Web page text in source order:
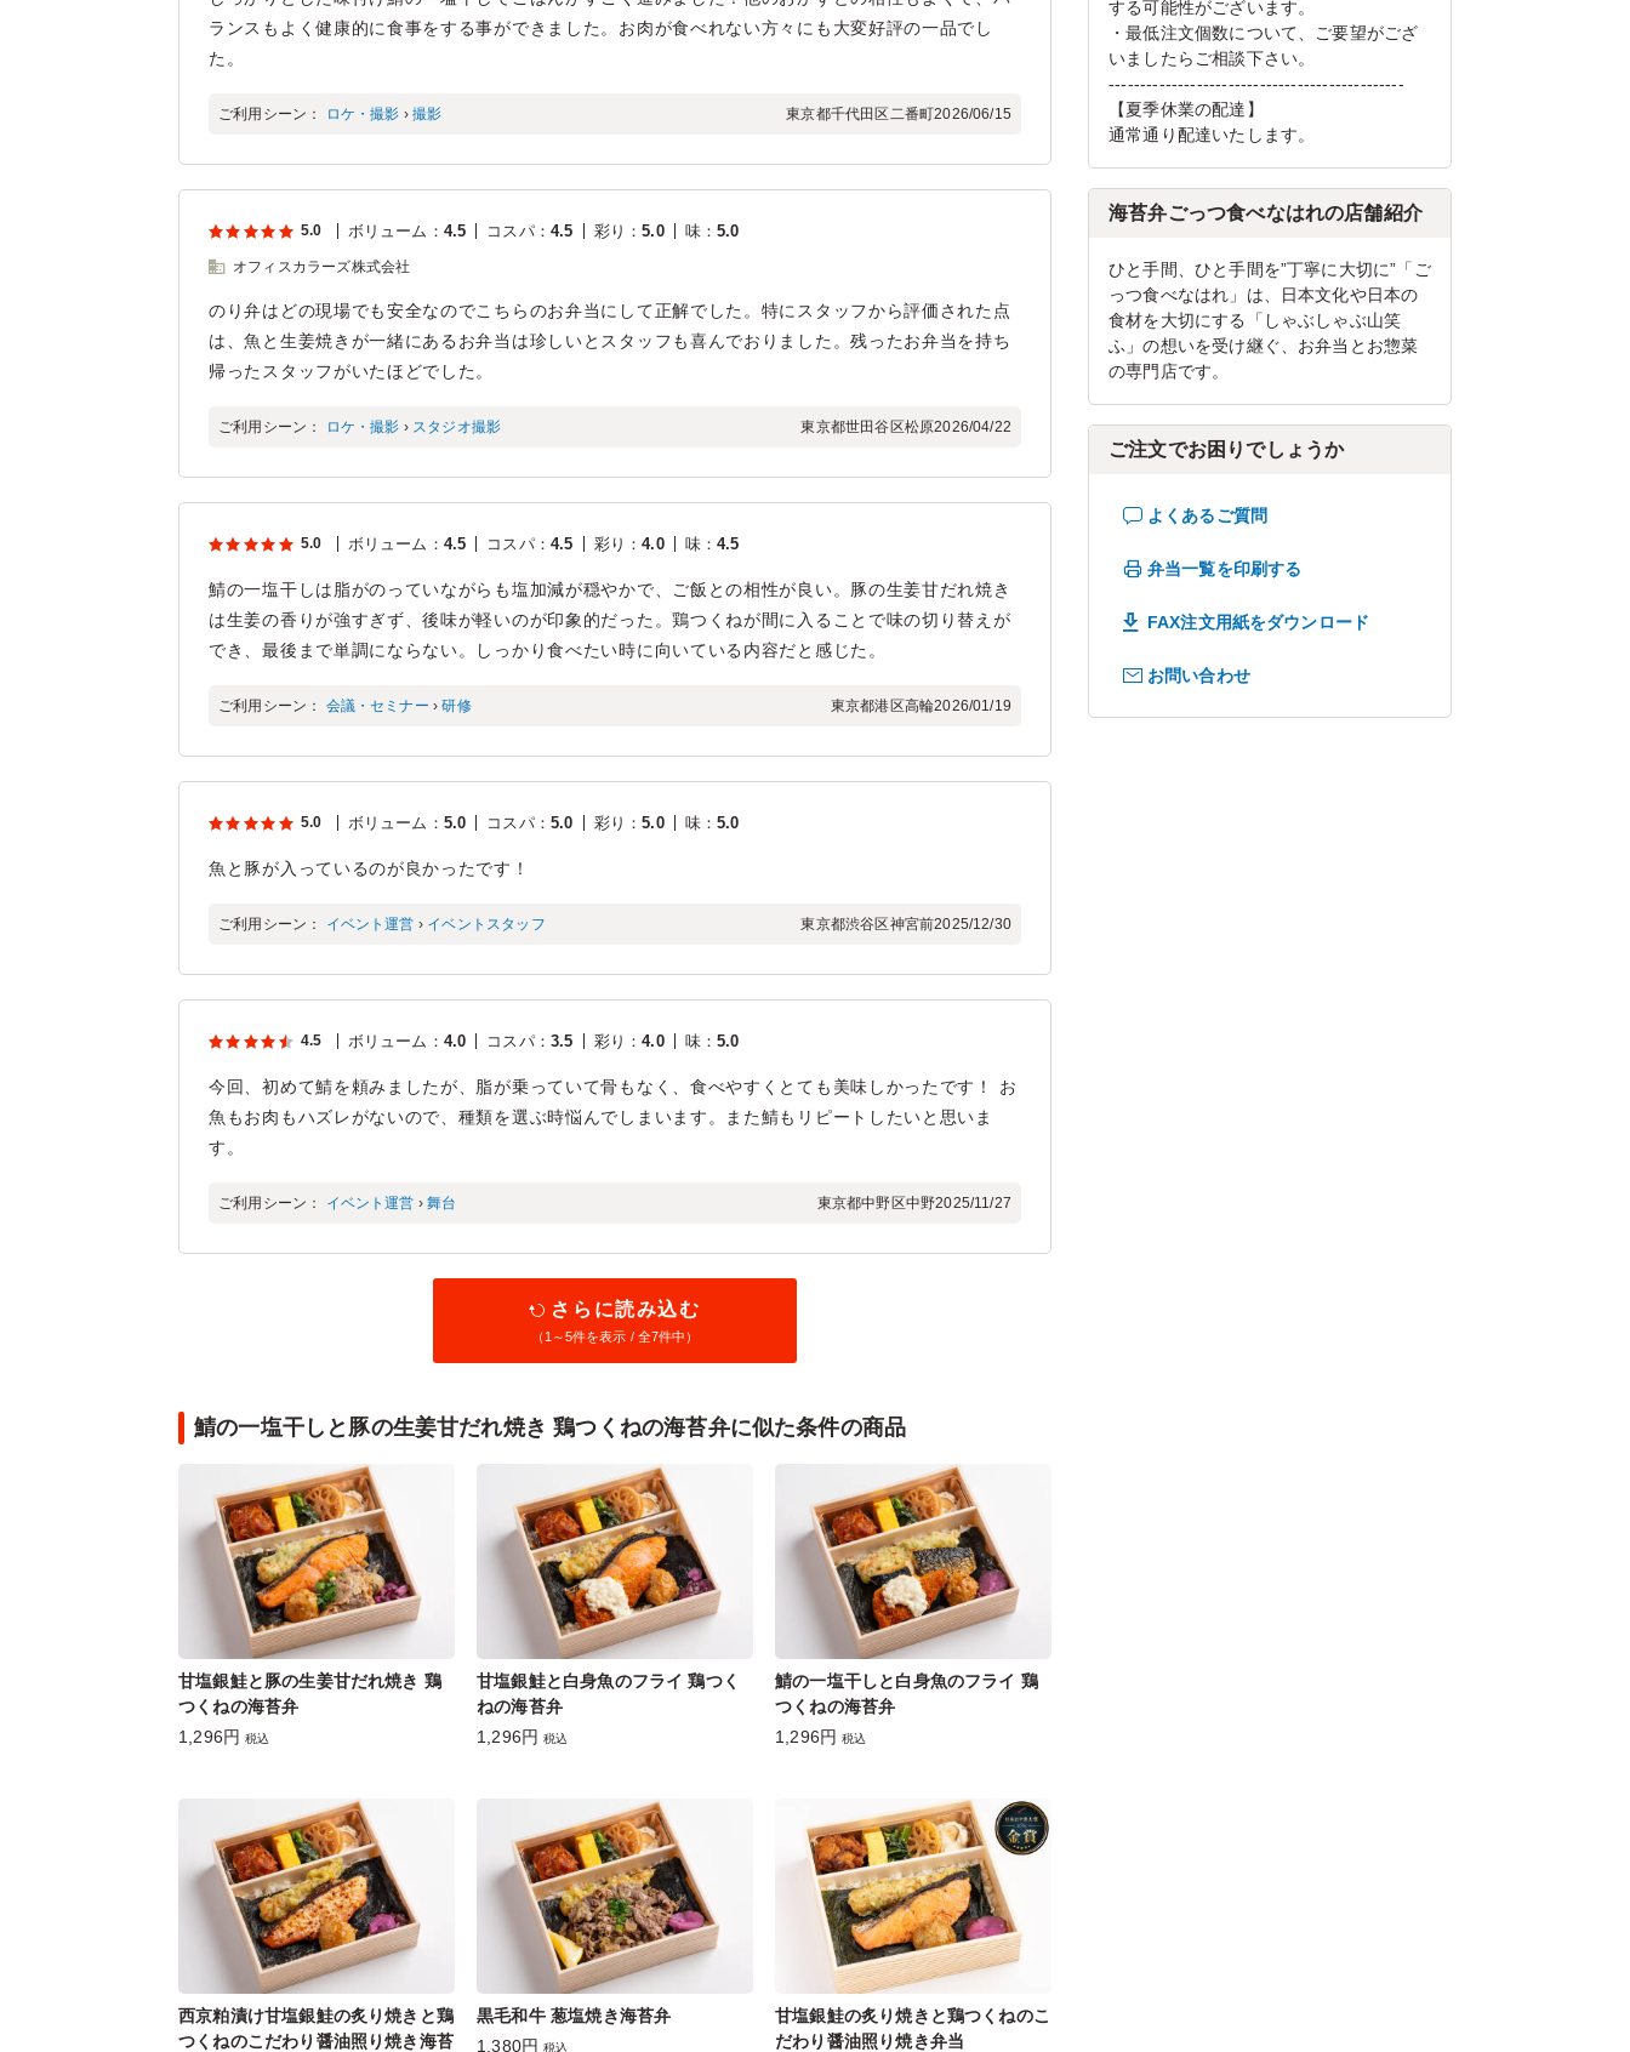
ランスもよく健康的に食事をする事ができました。お肉が食べれない方々にも大変好評の一品でし
た。
ご利用シーン： ロケ・撮影 › 撮影 東京都千代田区二番町2026/06/15
5.0 ボリューム ： 4.5 コスパ： 4.5 彩り ：5.0 味：5.0
オフィスカラーズ株式会社
のり弁はどの現場でも安全なのでこちらのお弁当にして正解でした。特にスタッフから評価された点
は、魚と生姜焼きが一緒にあるお弁当は珍しいとスタッフも喜んでおりました。残ったお弁当を持ち
帰ったスタッフがいたほどでした。
ご利用シーン： ロケ・撮影 › スタジオ撮影 東京都世田谷区松原2026/04/22
5.0 ボリューム ： 4.5 コスパ： 4.5 彩り ：4.0 味：4.5
鯖の一塩干しは脂がのっていながらも塩加減が穏やかで、ご飯との相性が良い。豚の生姜甘だれ焼き
は生姜の香りが強すぎず、後味が軽いのが印象的だった。鶏つくねが間に入ることで味の切り替えが
でき、最後まで単調にならない。しっかり食べたい時に向いている内容だと感じた。
ご利用シーン： 会議・セミナー ›研修 東京都港区高輪2026/01/19
5.0 ボリューム ： 5.0 コスパ： 5.0 彩り ：5.0 味：5.0
魚と豚が入っているのが良かったです！
ご利用シーン： イベント運営 › イベントスタッフ 東京都渋谷区神宮前2025/12/30
4.5 ボリューム ： 4.0 コスパ： 3.5 彩り ：4.0 味：5.0
今回、初めて鯖を頼みましたが、脂が乗っていて骨もなく、食べやすくとても美味しかったです！ お
魚もお肉もハズレがないので、種類を選ぶ時悩んでしまいます。また鯖もリピートしたいと思いま
す。
ご利用シーン： イベント運営 ›舞台 東京都中野区中野2025/11/27
さらに読み込む
（1～5件を表示 / 全7件中）
鯖の一塩干しと豚の生姜甘だれ焼き 鶏つくねの海苔弁に似た条件の商品
甘塩銀鮭と豚の生姜甘だれ焼き 鶏
つくねの海苔弁
1,296円 税込
甘塩銀鮭と白身魚のフライ 鶏つく
ねの海苔弁
1,296円 税込
鯖の一塩干しと白身魚のフライ 鶏
つくねの海苔弁
1,296円 税込
西京粕漬け甘塩銀鮭の炙り焼きと鶏
つくねのこだわり醤油照り焼き海苔
黒毛和牛 葱塩焼き海苔弁
1,380円 税込
甘塩銀鮭の炙り焼きと鶏つくねのこ
だわり醤油照り焼き弁当
する可能性がございます。
・最低注文個数について、ご要望がござ
いましたらご相談下さい。
-----------------------------------------------
【夏季休業の配達】
通常通り配達いたします。
海苔弁ごっつ食べなはれの店舗紹介
ひと手間、ひと手間を”丁寧に大切に”「ご
っつ食べなはれ」は、日本文化や日本の
食材を大切にする「しゃぶしゃぶ山笑
ふ」の想いを受け継ぐ、お弁当とお惣菜
の専門店です。
ご注文でお困りでしょうか
よくあるご質問
弁当一覧を印刷する
FAX注文用紙をダウンロード
お問い合わせ